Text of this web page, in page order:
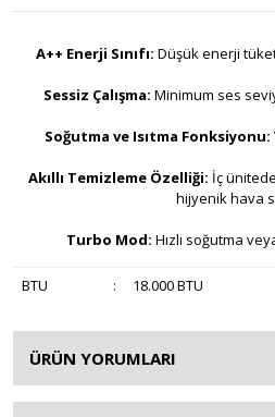
A++ Enerji Sınıfı: Düşük enerji
Sessiz Çalışma: Minimum ses
Soğutma ve Isıtma Fonksiyonu:
Akıllı Temizleme Özelliği: İç
hijyenik hava
Turbo Mod: Hızlı soğutma
BTU : 18.000 BTU
ÜRÜN YORUMLARI